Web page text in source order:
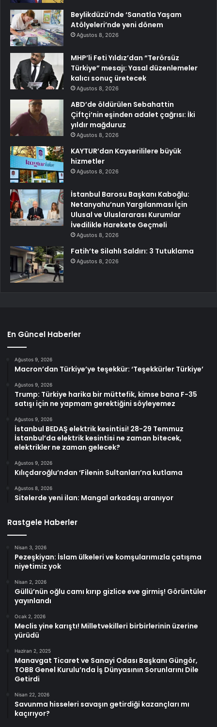
Beylikdüzü’nde ‘Sanatla Yaşam
Atölyeleri’nde yeni dönem
Ağustos 8, 2026
MHP’li Feti Yıldız’dan “Terörsüz
Türkiye” mesajı: Yasal düzenlemeler
kalıcı sonuç üretecek
Ağustos 8, 2026
ABD’de öldürülen Sebahattin
Çiftçi’nin eşinden adalet çağrısı: İki
yıldır mağduruz
Ağustos 8, 2026
KAYTUR’dan Kayserililere büyük
hizmetler
Ağustos 8, 2026
İstanbul Barosu Başkanı Kaboğlu:
Netanyahu’nun Yargılanması İçin
Ulusal ve Uluslararası Kurumlar
İvedilikle Harekete Geçmeli
Ağustos 8, 2026
Fatih’te Silahlı Saldırı: 3 Tutuklama
Ağustos 8, 2026
En Güncel Haberler
Ağustos 9, 2026
Macron’dan Türkiye’ye teşekkür: ‘Teşekkürler Türkiye’
Ağustos 9, 2026
Trump: Türkiye harika bir müttefik, kimse bana F-35
satışı için ne yapmam gerektiğini söyleyemez
Ağustos 9, 2026
İstanbul BEDAŞ elektrik kesintisi! 28-29 Temmuz
İstanbul’da elektrik kesintisi ne zaman bitecek,
elektrikler ne zaman gelecek?
Ağustos 9, 2026
Kılıçdaroğlu’ndan ‘Filenin Sultanları’na kutlama
Ağustos 8, 2026
Sitelerde yeni ilan: Mangal arkadaşı aranıyor
Rastgele Haberler
Nisan 3, 2026
Pezeşkiyan: İslam ülkeleri ve komşularımızla çatışma
niyetimiz yok
Nisan 2, 2026
Güllü’nün oğlu camı kırıp gizlice eve girmiş! Görüntüler
yayınlandı
Ocak 2, 2026
Meclis yine karıştı! Milletvekilleri birbirlerinin üzerine
yürüdü
Haziran 2, 2025
Manavgat Ticaret ve Sanayi Odası Başkanı Güngör,
TOBB Genel Kurulu’nda İş Dünyasının Sorunlarını Dile
Getirdi
Nisan 22, 2026
Savunma hisseleri savaşın getirdiği kazançları mı
kaçırıyor?